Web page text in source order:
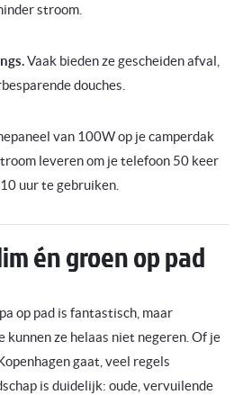
stroom.
Vaak bieden ze gescheiden afval,
douches.
van 100W op je camperdak
leveren om je telefoon 50 keer
uur te gebruiken.
én groen op pad
op pad is fantastisch, maar
kunnen ze helaas niet negeren. Of je
gaat, veel regels
is duidelijk: oude, vervuilende